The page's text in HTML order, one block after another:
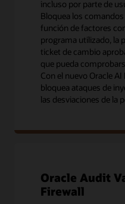
incluso por parte de
Bloquea los
función de factores
programa utilizado, la
ticket de cambio
que pueda
Con el nuevo Oracle
bloquea ataques de
las desviaciones de la
Oracle Audit
Firewall